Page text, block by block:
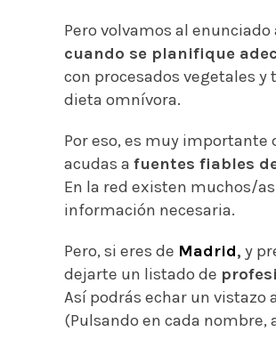
Pero volvamos al
cuando se planifique
con procesados vegetales
dieta omnívora.
Por eso, es muy importante
acudas a fuentes fiables
En la red existen muchos/
información necesaria.
Pero, si eres de Madrid, y
dejarte un listado de
Así podrás echar un vistazo
(Pulsando en cada nombre,